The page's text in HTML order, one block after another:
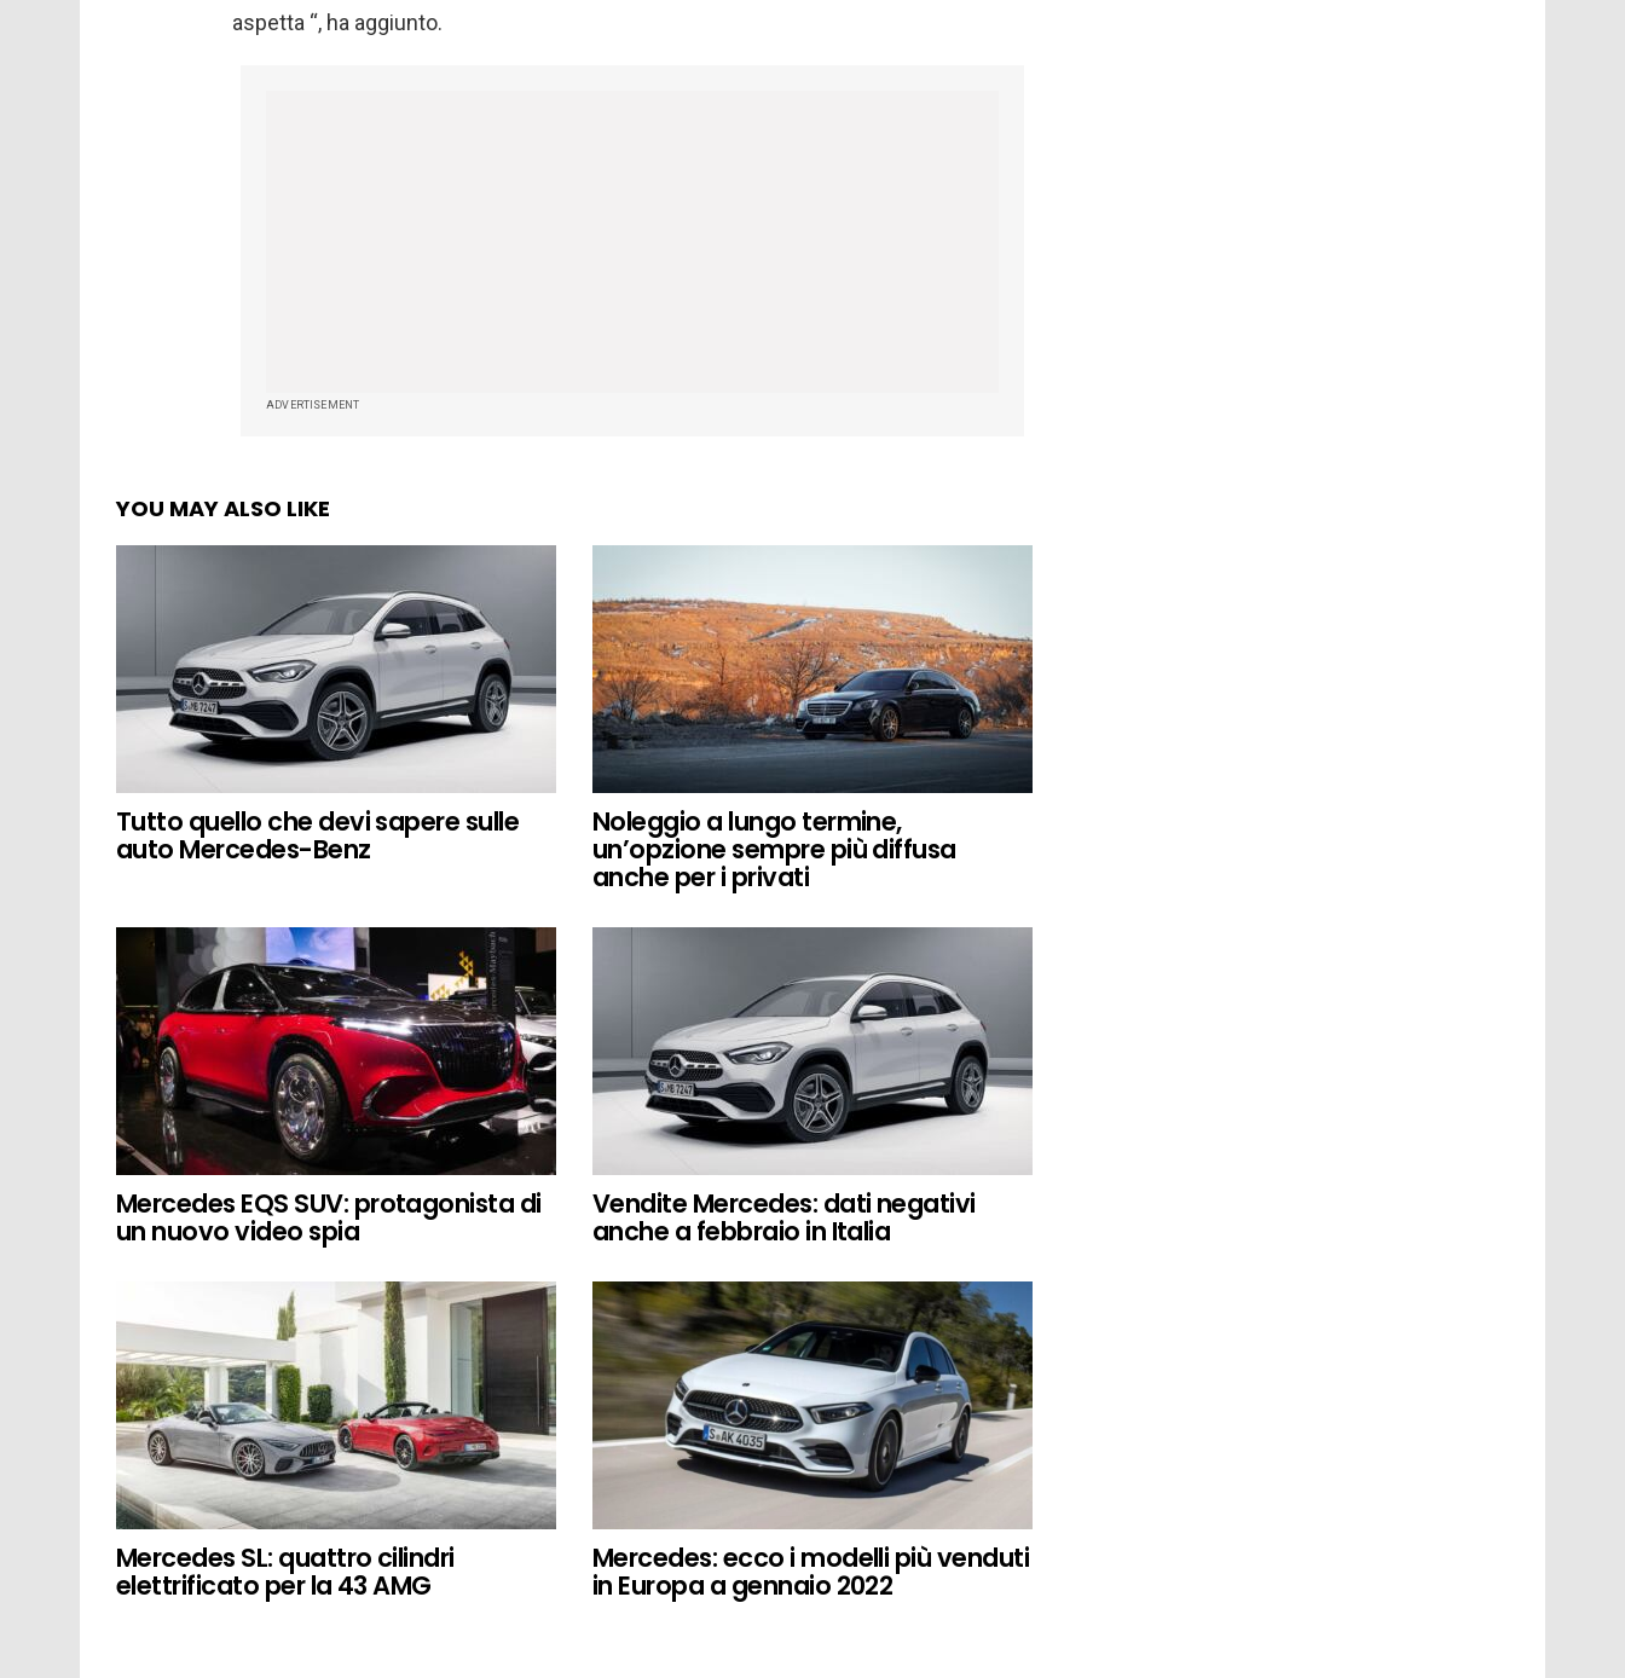
aspetta “, ha aggiunto.
ADVERTISEMENT
YOU MAY ALSO LIKE
Tutto quello che devi sapere sulle
auto Mercedes-Benz
Noleggio a lungo termine,
un’opzione sempre più diffusa
anche per i privati
Mercedes EQS SUV: protagonista di
un nuovo video spia
Vendite Mercedes: dati negativi
anche a febbraio in Italia
Mercedes SL: quattro cilindri
elettrificato per la 43 AMG
Mercedes: ecco i modelli più venduti
in Europa a gennaio 2022